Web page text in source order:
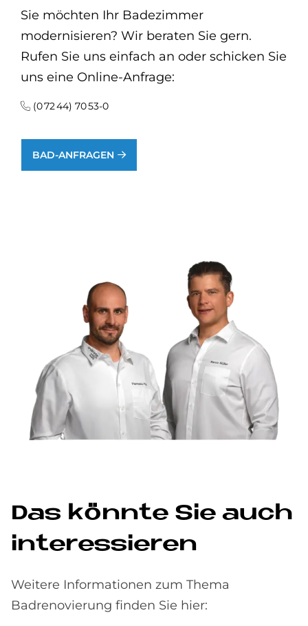
Sie möchten Ihr Badezimmer
modernisieren? Wir beraten Sie gern.
Rufen Sie uns einfach an oder schicken Sie
uns eine Online-Anfrage:
(0 72 44) 70 53-0
BAD-ANFRAGEN
Das könnte Sie auch
interessieren
Weitere Informationen zum Thema
Badrenovierung finden Sie hier: